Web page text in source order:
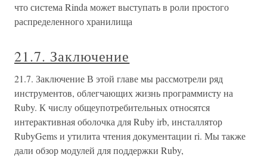
что система Rinda может выступать в роли простого
распределенного хранилища
21.7. Заключение
21.7. Заключение В этой главе мы рассмотрели ряд
инструментов, облегчающих жизнь программисту на
Ruby. К числу общеупотребительных относятся
интерактивная оболочка для Ruby irb, инсталлятор
RubyGems и утилита чтения документации ri. Мы также
дали обзор модулей для поддержки Ruby,